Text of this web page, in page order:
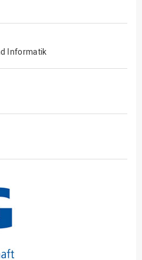
Informatik